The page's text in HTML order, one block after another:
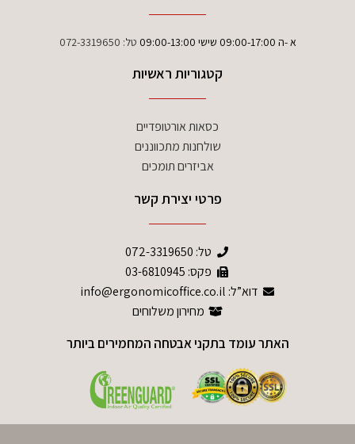
א -ה 09:00-17:00 שישי 09:00-13:00 טל: 072-3319650
קטגוריות ראשיות
כסאות אורטופדיים
שולחנות מתכווננים
אביזרים תומכים
פרטי יצירת קשר
טל: 072-3319650
פקס: 03-6810945
דוא”ל: info@ergonomicoffice.co.il
מחירון משלוחים
האתר עומד בתקני אבטחה המחמירים ביותר